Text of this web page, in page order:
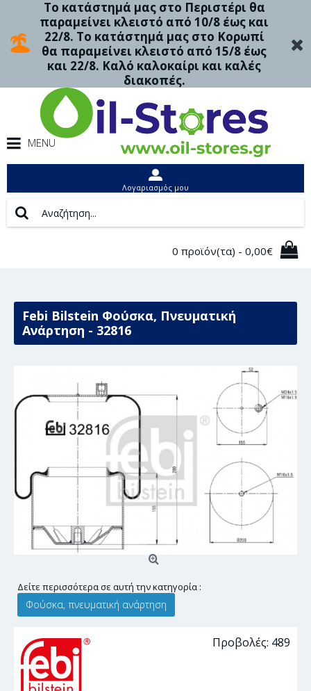
Το κατάστημά μας στο Περιστέρι θα
παραμείνει κλειστό από 10/8 έως και
22/8. Το κατάστημά μας στο Κορωπί
θα παραμείνει κλειστό από 15/8 έως
και 22/8. Καλό καλοκαίρι και καλές
διακοπές.
MENU
Λογαριασμός μου
0 προϊόν(τα) - 0,00€
Febi Bilstein Φούσκα, Πνευματική
Ανάρτηση - 32816
Δείτε περισσότερα σε αυτή την κατηγορία :
Φούσκα, πνευματική ανάρτηση
Προβολές: 489